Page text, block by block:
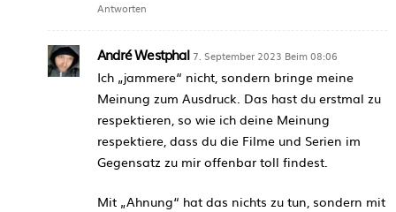
Antworten
André Westphal 7. September 2023 Beim 08:06
Ich „jammere“ nicht, sondern bringe meine
Meinung zum Ausdruck. Das hast du erstmal zu
respektieren, so wie ich deine Meinung
respektiere, dass du die Filme und Serien im
Gegensatz zu mir offenbar toll findest.
Mit „Ahnung“ hat das nichts zu tun, sondern mit